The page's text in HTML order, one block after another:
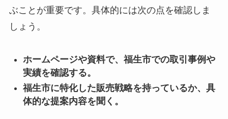
ぶことが重要です。具体的には次の点を確認しま
しょう。
ホームページや資料で、福生市での取引事例や
実績を確認する。
福生市に特化した販売戦略を持っているか、具
体的な提案内容を聞く。